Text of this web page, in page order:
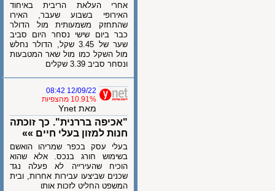
אחרי העלאת הריבית באיחוד
האירופי בשבוע שעבר, האירו
שהתחזק משמעותית מול הדולר
כבר ביום שישי נסחר היום סביב
שער של 3.45 שקל, הדולר נחלש
מול השקל כמו מול שאר המטבעות
ונסחר סביב 3.39 שקלים
12/09/22 08:42
10.91% מהצפיות
מאת Ynet
"אכיפה בררנית". כך זוכתה
חנות למזון בעלי חיים »»
בעלי עסק בכפר שמריהו הואשם
בשימוש חורג בנכס. אלא שהוא
הוכיח שהעירייה לא פעלה נגד
שכנים שביצעו עבירות אחרות, ובית
המשפט החליט לזכות אותו